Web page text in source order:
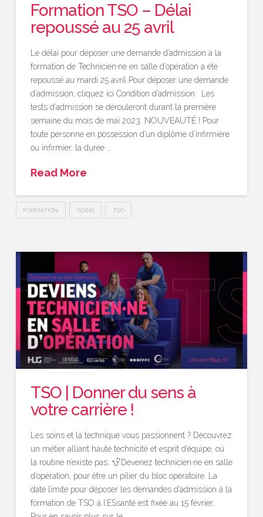
Formation TSO – Délai
repoussé au 25 avril
Le délai pour déposer une demande d’admission à la
formation de Technicien·ne en salle d’opération a été
repoussé au mardi 25 avril Pour déposer une demande
d’admission, cliquez ici Condition d’admission: ​ Les
tests d’admission se dérouleront durant la première
semaine du mois de mai 2023. NOUVEAUTÉ ! Pour
toute personne en possession d’un diplôme d’infirmière
ou infirmier, la durée …
Read More
FORMATION SOINS TSO
TSO | Donner du sens à
votre carrière !
Les soins et la technique vous passionnent ? Découvrez
un métier alliant haute technicité et esprit d’équipe, où
la routine n’existe pas.
Devenez technicien·ne en salle
d’opération, pour être un pilier du bloc opératoire. La
date limite pour déposer les demandes d’admission à la
formation de TSO à l’ESsanté est fixée au 15 février.